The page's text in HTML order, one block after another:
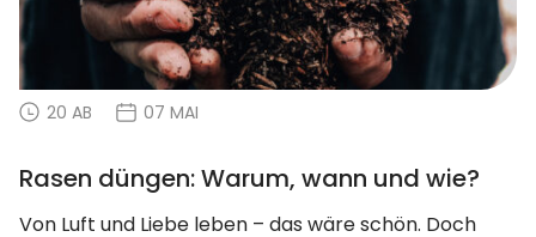
20 AB 07 MAI
Rasen düngen: Warum, wann und wie?
Von Luft und Liebe leben – das wäre schön. Doch